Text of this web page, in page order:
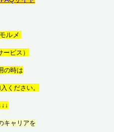
ルメ
ービス）
の時は
ください。
キャリアを